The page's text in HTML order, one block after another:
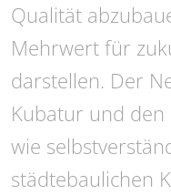
Qualität
Mehrwert für
darstellen. Der
Kubatur und
wie
städtebaulichen